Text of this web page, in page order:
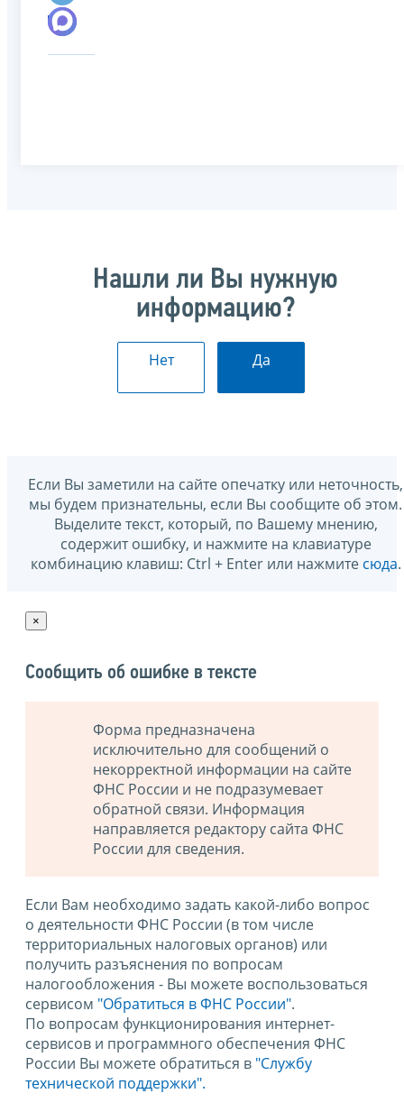
Нашли ли Вы нужную
информацию?
Нет Да
Если Вы заметили на сайте опечатку или неточность,
мы будем признательны, если Вы сообщите об этом.
Выделите текст, который, по Вашему мнению,
содержит ошибку, и нажмите на клавиатуре
комбинацию клавиш: Ctrl + Enter или нажмите сюда.
×
Сообщить об ошибке в тексте
Форма предназначена
исключительно для сообщений о
некорректной информации на сайте
ФНС России и не подразумевает
обратной связи. Информация
направляется редактору сайта ФНС
России для сведения.
Если Вам необходимо задать какой-либо вопрос
о деятельности ФНС России (в том числе
территориальных налоговых органов) или
получить разъяснения по вопросам
налогообложения - Вы можете воспользоваться
сервисом "Обратиться в ФНС России".
По вопросам функционирования интернет-
сервисов и программного обеспечения ФНС
России Вы можете обратиться в "Службу
технической поддержки".